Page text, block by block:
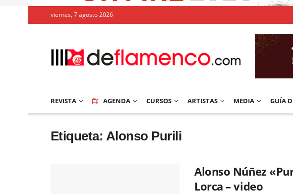
viernes, 7 agosto 2026
REVISTA AGENDA CURSOS ARTISTAS MEDIA GUÍA
Etiqueta: Alonso Purili
Alonso Núñez
Lorca – video